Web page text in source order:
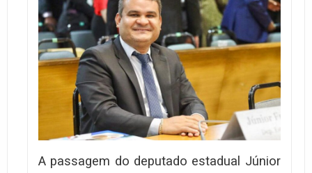
A passagem do deputado estadual Júnior